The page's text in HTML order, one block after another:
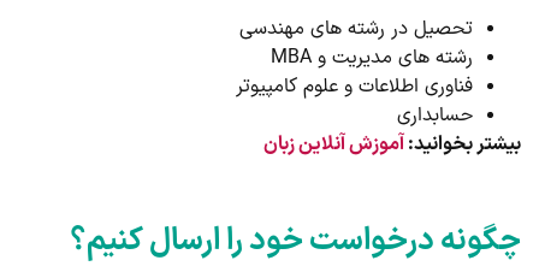
تحصیل در رشته­ های مهندسی
رشته ­های مدیریت و MBA
فناوری اطلاعات و علوم کامپیوتر
حسابداری
بیشتر بخوانید: آموزش آنلاین زبان
چگونه درخواست خود را ارسال کنیم؟